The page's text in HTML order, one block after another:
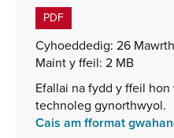
ffeil:
PDF,
ffeil:
2
MB
PDF
Cyhoeddedig: 26
Maint y ffeil: 2 MB
Efallai na fydd y ffeil
technoleg gynorthwyol.
Cais am fformat